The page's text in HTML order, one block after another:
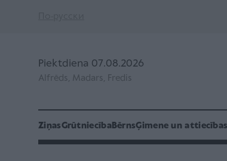
Piektdiena 07.08.2026
Alfrēds, Madars, Fredis
ZiņasGrūtniecībaBērnsĢimene un